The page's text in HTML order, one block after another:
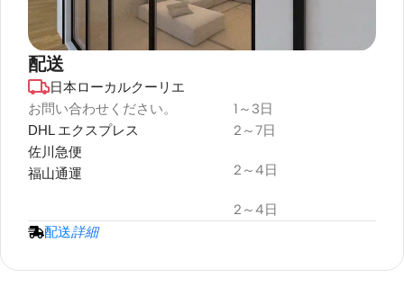
デュラプラス
耐候性
プロジェクタースクリーン
配送
日本ローカルクーリエ
お問い合わせください。 1～3日
DHL エクスプレス
佐川急便
福山通運
2～7日
2～4日
2～4日
配送詳細